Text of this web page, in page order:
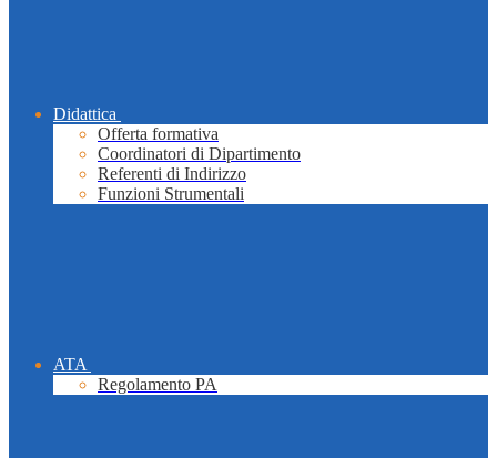
Didattica
Offerta formativa
Coordinatori di Dipartimento
Referenti di Indirizzo
Funzioni Strumentali
ATA
Regolamento PA